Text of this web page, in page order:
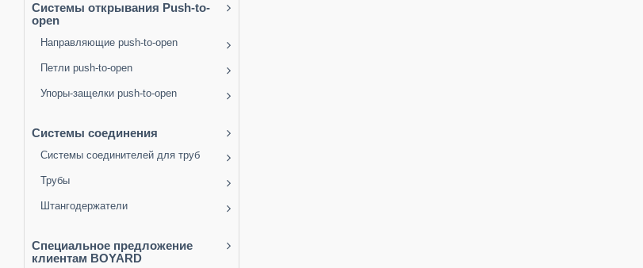
Системы открывания Push-to-
open
Направляющие push-to-open
Петли push-to-open
Упоры-защелки push-to-open
Системы соединения
Системы соединителей для труб
Трубы
Штангодержатели
Специальное предложение
клиентам BOYARD